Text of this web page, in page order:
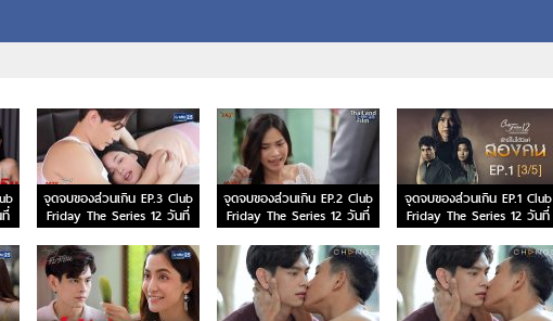
จุดจบของส่วนเกิน EP.3 Club
Friday The Series 12 วันที่
10 ต.ค. 63
จุดจบของส่วนเกิน EP.2 Club
Friday The Series 12 วันที่
3 ต.ค. 63
จุดจบของส่วนเกิน EP.1 Club
Friday The Series 12 วันที่
26 ก.ย. 63